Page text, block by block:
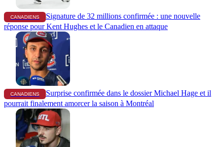
CANADIENS
Signature de 32 millions confirmée : une nouvelle
réponse pour Kent Hughes et le Canadien en attaque
CANADIENS
Surprise confirmée dans le dossier Michael Hage et il
pourrait finalement amorcer la saison à Montréal